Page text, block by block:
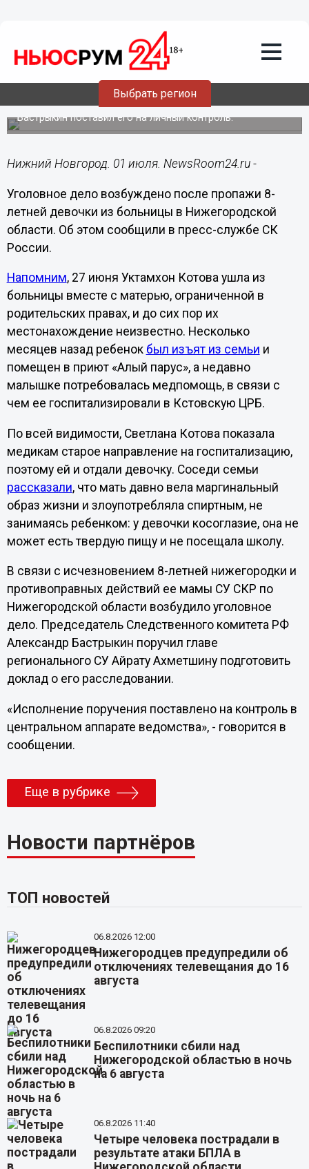
Выбрать регион
Уголовное дело возбуждено из-за
похищения 8-летней девочки матерью
в Нижегородской области
Бастрыкин поставил его на личный контроль.
Нижний Новгород. 01 июля. NewsRoom24.ru -
Уголовное дело возбуждено после пропажи 8-
летней девочки из больницы в Нижегородской
области. Об этом сообщили в пресс-службе СК
России.
Напомним, 27 июня Уктамхон Котова ушла из
больницы вместе с матерью, ограниченной в
родительских правах, и до сих пор их
местонахождение неизвестно. Несколько
месяцев назад ребенок был изъят из семьи и
помещен в приют «Алый парус», а недавно
малышке потребовалась медпомощь, в связи с
чем ее госпитализировали в Кстовскую ЦРБ.
По всей видимости, Светлана Котова показала
медикам старое направление на госпитализацию,
поэтому ей и отдали девочку. Соседи семьи
рассказали, что мать давно вела маргинальный
образ жизни и злоупотребляла спиртным, не
занимаясь ребенком: у девочки косоглазие, она не
может есть твердую пищу и не посещала школу.
В связи с исчезновением 8-летней нижегородки и
противоправных действий ее мамы СУ СКР по
Нижегородской области возбудило уголовное
дело. Председатель Следственного комитета РФ
Александр Бастрыкин поручил главе
регионального СУ Айрату Ахметшину подготовить
доклад о его расследовании.
«Исполнение поручения поставлено на контроль в
центральном аппарате ведомства», - говорится в
сообщении.
Еще в рубрике
Новости партнёров
ТОП новостей
06.8.2026 12:00
Нижегородцев предупредили об
отключениях телевещания до 16
августа
06.8.2026 09:20
Беспилотники сбили над
Нижегородской областью в ночь
на 6 августа
06.8.2026 11:40
Четыре человека пострадали в
результате атаки БПЛА в